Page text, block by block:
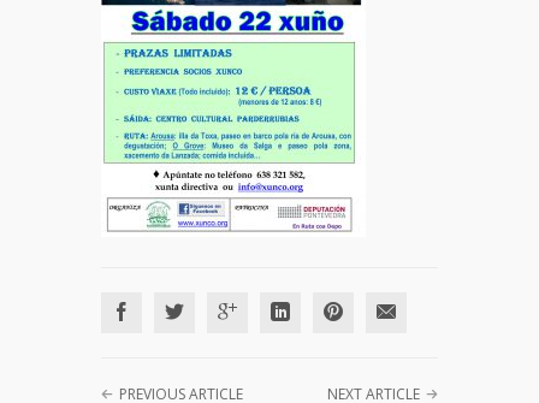
PREVIOUS ARTICLE NEXT ARTICLE